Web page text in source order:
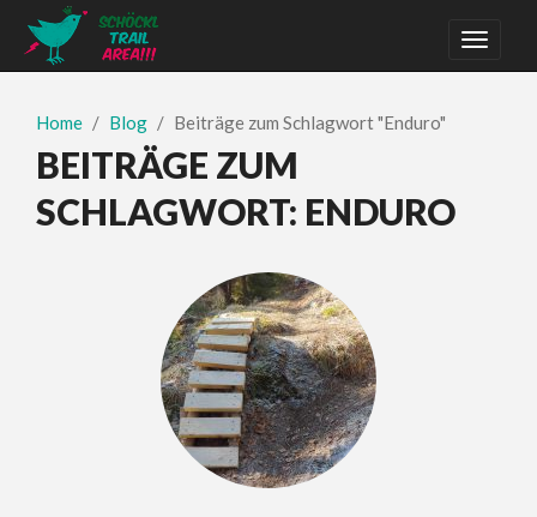
Home Blog Beiträge zum Schlagwort "Enduro"
BEITRÄGE ZUM
SCHLAGWORT: ENDURO